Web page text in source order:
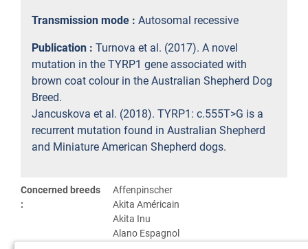
Transmission mode : Autosomal recessive
Publication : Turnova et al. (2017). A novel
mutation in the TYRP1 gene associated with
brown coat colour in the Australian Shepherd Dog
Breed.
Jancuskova et al. (2018). TYRP1: c.555T>G is a
recurrent mutation found in Australian Shepherd
and Miniature American Shepherd dogs.
Concerned breeds
:
Affenpinscher
Akita Américain
Akita Inu
Alano Espagnol